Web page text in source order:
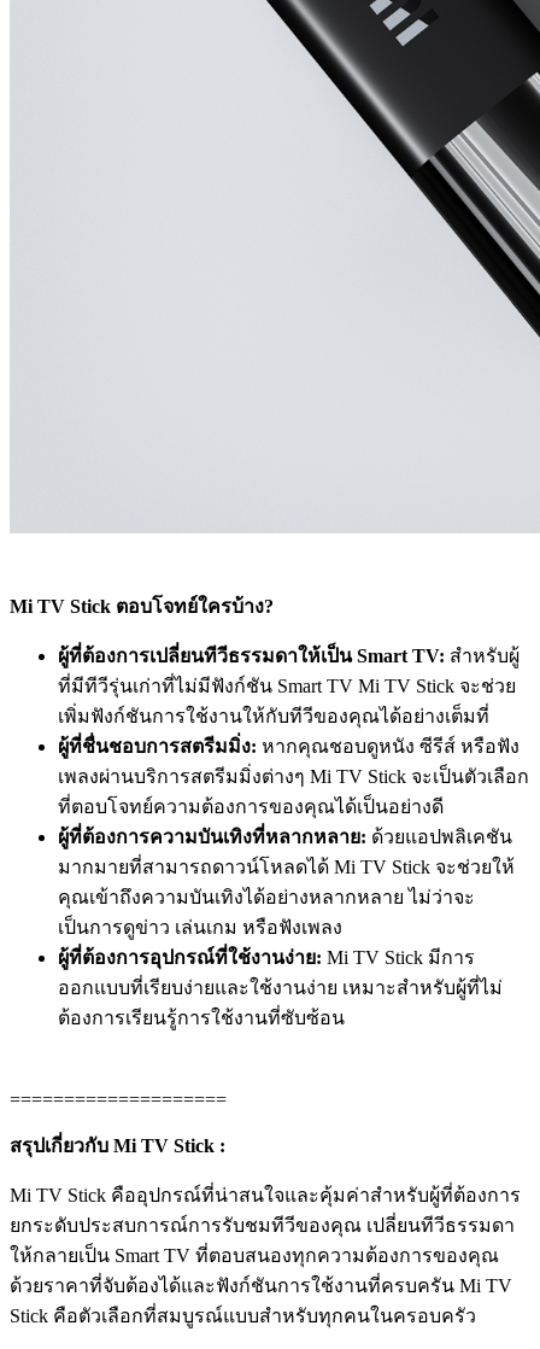
Mi TV Stick ตอบโจทย์ใครบ้าง?
ผู้ที่ต้องการเปลี่ยนทีวีธรรมดาให้เป็น Smart TV: สำหรับผู้
ที่มีทีวีรุ่นเก่าที่ไม่มีฟังก์ชัน Smart TV Mi TV Stick จะช่วย
เพิ่มฟังก์ชันการใช้งานให้กับทีวีของคุณได้อย่างเต็มที่
ผู้ที่ชื่นชอบการสตรีมมิ่ง: หากคุณชอบดูหนัง ซีรีส์ หรือฟัง
เพลงผ่านบริการสตรีมมิ่งต่างๆ Mi TV Stick จะเป็นตัวเลือก
ที่ตอบโจทย์ความต้องการของคุณได้เป็นอย่างดี
ผู้ที่ต้องการความบันเทิงที่หลากหลาย: ด้วยแอปพลิเคชัน
มากมายที่สามารถดาวน์โหลดได้ Mi TV Stick จะช่วยให้
คุณเข้าถึงความบันเทิงได้อย่างหลากหลาย ไม่ว่าจะ
เป็นการดูข่าว เล่นเกม หรือฟังเพลง
ผู้ที่ต้องการอุปกรณ์ที่ใช้งานง่าย: Mi TV Stick มีการ
ออกแบบที่เรียบง่ายและใช้งานง่าย เหมาะสำหรับผู้ที่ไม่
ต้องการเรียนรู้การใช้งานที่ซับซ้อน
====================
สรุปเกี่ยวกับ Mi TV Stick :
Mi TV Stick คืออุปกรณ์ที่น่าสนใจและคุ้มค่าสำหรับผู้ที่ต้องการ
ยกระดับประสบการณ์การรับชมทีวีของคุณ เปลี่ยนทีวีธรรมดา
ให้กลายเป็น Smart TV ที่ตอบสนองทุกความต้องการของคุณ
ด้วยราคาที่จับต้องได้และฟังก์ชันการใช้งานที่ครบครัน Mi TV
Stick คือตัวเลือกที่สมบูรณ์แบบสำหรับทุกคนในครอบครัว